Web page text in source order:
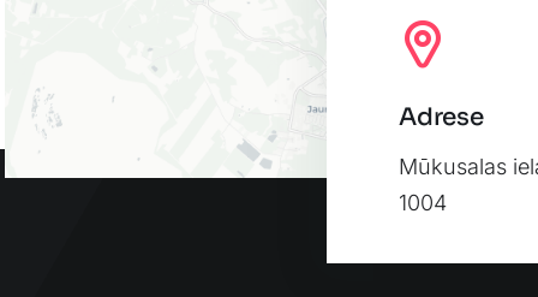
Adrese
Mūkusalas
1004